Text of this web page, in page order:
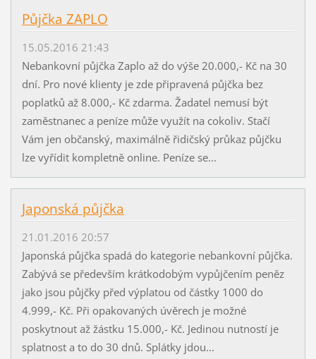
Půjčka ZAPLO
15.05.2016 21:43
Nebankovní půjčka Zaplo až do výše 20.000,- Kč na 30
dní. Pro nové klienty je zde připravená půjčka bez
poplatků až 8.000,- Kč zdarma. Žadatel nemusí být
zaměstnanec a peníze může využít na cokoliv. Stačí
Vám jen občanský, maximálně řidičský průkaz půjčku
lze vyřídit kompletně online. Peníze se...
Japonská půjčka
21.01.2016 20:57
Japonská půjčka spadá do kategorie nebankovní půjčka.
Zabývá se především krátkodobým vypůjčením peněz
jako jsou půjčky před výplatou od částky 1000 do
4.999,- Kč. Při opakovaných úvěrech je možné
poskytnout až žástku 15.000,- Kč. Jedinou nutností je
splatnost a to do 30 dnů. Splátky jdou...